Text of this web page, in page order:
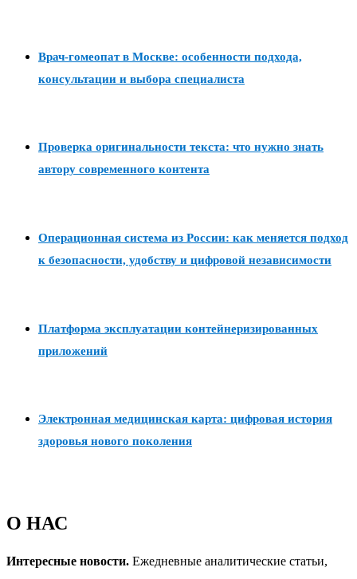
Врач-гомеопат в Москве: особенности подхода,
консультации и выбора специалиста
Проверка оригинальности текста: что нужно знать
автору современного контента
Операционная система из России: как меняется подход
к безопасности, удобству и цифровой независимости
Платформа эксплуатации контейнеризированных
приложений
Электронная медицинская карта: цифровая история
здоровья нового поколения
О НАС
Интересные новости. Ежедневные аналитические статьи,